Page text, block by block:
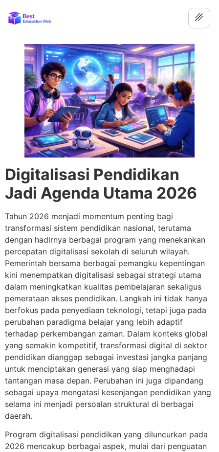
Digitalisasi Pendidikan
Jadi Agenda Utama 2026
Tahun 2026 menjadi momentum penting bagi
transformasi sistem pendidikan nasional, terutama
dengan hadirnya berbagai program yang menekankan
percepatan digitalisasi sekolah di seluruh wilayah.
Pemerintah bersama berbagai pemangku kepentingan
kini menempatkan digitalisasi sebagai strategi utama
dalam meningkatkan kualitas pembelajaran sekaligus
pemerataan akses pendidikan. Langkah ini tidak hanya
berfokus pada penyediaan teknologi, tetapi juga pada
perubahan paradigma belajar yang lebih adaptif
terhadap perkembangan zaman. Dalam konteks global
yang semakin kompetitif, transformasi digital di sektor
pendidikan dianggap sebagai investasi jangka panjang
untuk menciptakan generasi yang siap menghadapi
tantangan masa depan. Perubahan ini juga dipandang
sebagai upaya mengatasi kesenjangan pendidikan yang
selama ini menjadi persoalan struktural di berbagai
daerah.
Program digitalisasi pendidikan yang diluncurkan pada
2026 mencakup berbagai aspek, mulai dari penguatan